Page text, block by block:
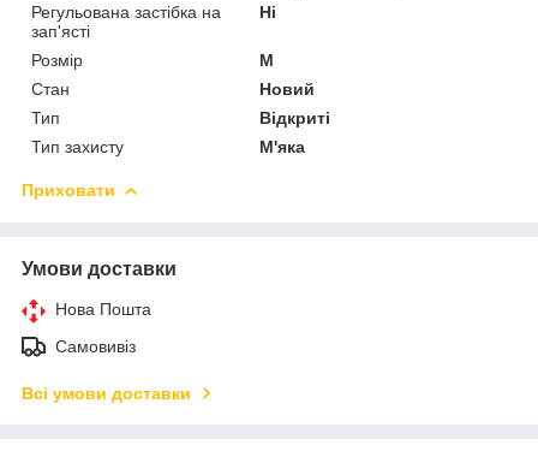
Регульована застібка на
зап'ясті
Ні
Розмір
M
Стан
Новий
Тип
Відкриті
Тип захисту
М'яка
Приховати
Умови доставки
Нова Пошта
Самовивіз
Всі умови доставки